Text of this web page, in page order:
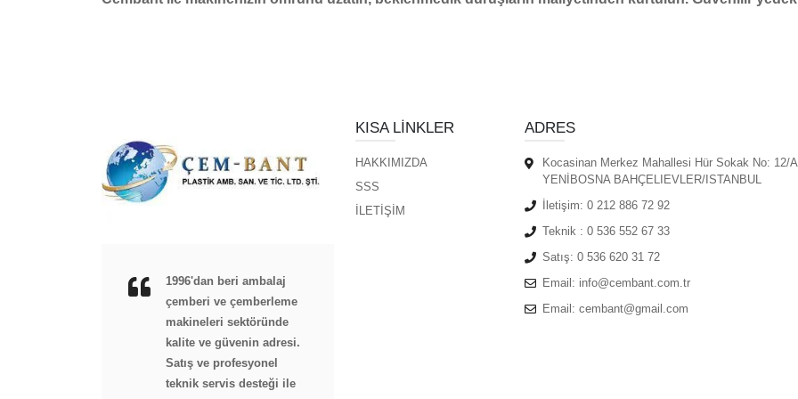
1996'dan beri ambalaj
çemberi ve çemberleme
makineleri sektöründe
kalite ve güvenin adresi.
Satış ve profesyonel
teknik servis desteği ile
KISA LINKLER
HAKKIMIZDA
SSS
İLETİŞİM
ADRES
Kocasinan Merkez Mahallesi Hür Sokak No: 12/A
YENİBOSNA BAHÇELIEVLER/ISTANBUL
İletişim: 0 212 886 72 92
Teknik : 0 536 552 67 33
Satış: 0 536 620 31 72
Email: info@cembant.com.tr
Email: cembant@gmail.com